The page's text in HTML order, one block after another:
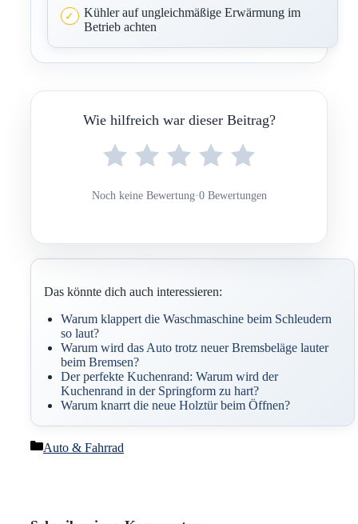
Kühler auf ungleichmäßige Erwärmung im
Betrieb achten
Wie hilfreich war dieser Beitrag?
Noch keine Bewertung·0 Bewertungen
Das könnte dich auch interessieren:
Warum klappert die Waschmaschine beim Schleudern
so laut?
Warum wird das Auto trotz neuer Bremsbeläge lauter
beim Bremsen?
Der perfekte Kuchenrand: Warum wird der
Kuchenrand in der Springform zu hart?
Warum knarrt die neue Holztür beim Öffnen?
Kategorien
Auto & Fahrrad